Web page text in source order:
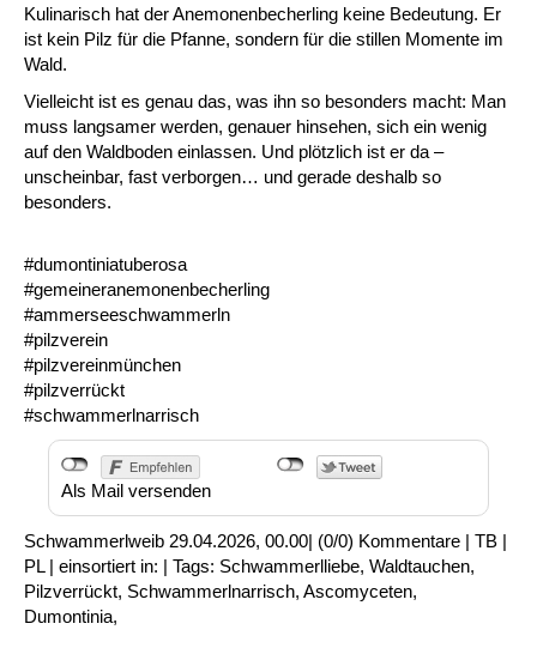
Kulinarisch hat der Anemonenbecherling keine Bedeutung. Er
ist kein Pilz für die Pfanne, sondern für die stillen Momente im
Wald.
Vielleicht ist es genau das, was ihn so besonders macht: Man
muss langsamer werden, genauer hinsehen, sich ein wenig
auf den Waldboden einlassen. Und plötzlich ist er da –
unscheinbar, fast verborgen… und gerade deshalb so
besonders.
#dumontiniatuberosa
#gemeineranemonenbecherling
#ammerseeschwammerln
#pilzverein
#pilzvereinmünchen
#pilzverrückt
#schwammerlnarrisch
Als Mail versenden
Schwammerlweib 29.04.2026, 00.00| (0/0) Kommentare | TB |
PL| einsortiert in: | Tags: Schwammerlliebe, Waldtauchen,
Pilzverrückt, Schwammerlnarrisch, Ascomyceten,
Dumontinia,